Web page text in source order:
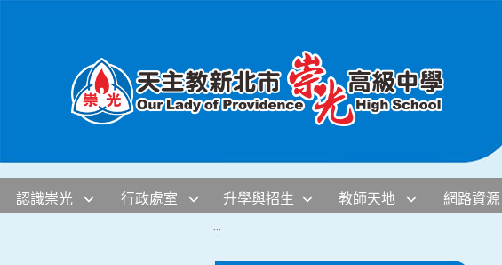
認識崇光 行政處室 升學與招生 教師天地 網路資源
:::